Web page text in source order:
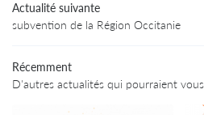
Actualité suivante
subvention de la Région Occitanie
Récemment
D'autres actualités qui pourraient